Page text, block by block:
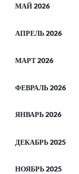
МАЙ 2026
АПРЕЛЬ 2026
МАРТ 2026
ФЕВРАЛЬ 2026
ЯНВАРЬ 2026
ДЕКАБРЬ 2025
НОЯБРЬ 2025